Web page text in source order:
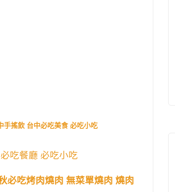
手搖飲 台中必吃美食 必吃小吃
吃餐廳 必吃小吃
必吃烤肉燒肉 無菜單燒肉 燒肉